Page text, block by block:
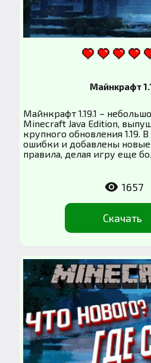
Майнкрафт
Майнкрафт 1.19.1 –
Minecraft Java Edition,
крупного обновления 1.19.
ошибки и добавлены
правила, делая игру еще
Скачать
1657